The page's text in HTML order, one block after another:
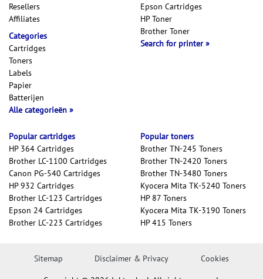
Resellers
Affiliates
Categories
Cartridges
Toners
Labels
Papier
Batterijen
Alle categorieën
Popular cartridges
HP 364 Cartridges
Brother LC-1100 Cartridges
Canon PG-540 Cartridges
HP 932 Cartridges
Brother LC-123 Cartridges
Epson 24 Cartridges
Brother LC-223 Cartridges
Popular toners
Brother TN-245 Toners
Brother TN-2420 Toners
Brother TN-3480 Toners
Kyocera Mita TK-5240 Toners
HP 87 Toners
Kyocera Mita TK-3190 Toners
HP 415 Toners
Epson Cartridges
HP Toner
Brother Toner
Search for printer
Sitemap Disclaimer & Privacy Cookies